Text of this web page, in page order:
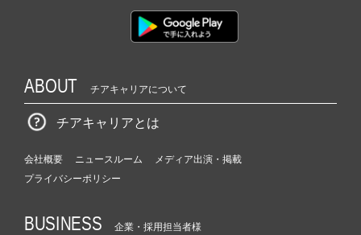
ABOUT チアキャリアについて
チアキャリアとは
会社概要 ニュースルーム
メディア出演・掲載
プライバシーポリシー
BUSINESS 企業・採用担当者様